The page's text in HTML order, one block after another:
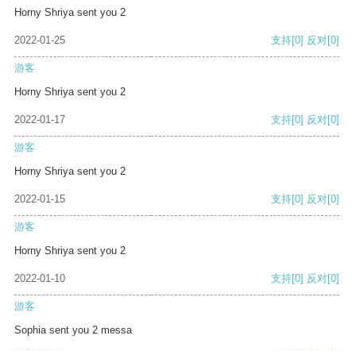
Horny Shriya sent you 2
2022-01-25 支持[0] 反对[0]
游客
Horny Shriya sent you 2
2022-01-17 支持[0] 反对[0]
游客
Horny Shriya sent you 2
2022-01-15 支持[0] 反对[0]
游客
Horny Shriya sent you 2
2022-01-10 支持[0] 反对[0]
游客
Sophia sent you 2 messa